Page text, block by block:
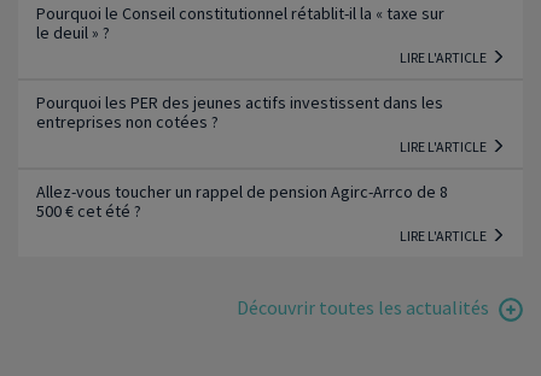
Pourquoi le Conseil constitutionnel rétablit-il la « taxe sur
le deuil » ?
LIRE L'ARTICLE
Pourquoi les PER des jeunes actifs investissent dans les
entreprises non cotées ?
LIRE L'ARTICLE
Allez-vous toucher un rappel de pension Agirc-Arrco de 8
500 € cet été ?
LIRE L'ARTICLE
Découvrir toutes les actualités